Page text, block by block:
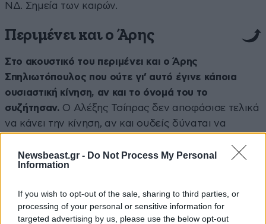
Newsbeast.gr - Do Not Process My Personal
Information
If you wish to opt-out of the sale, sharing to third parties, or
processing of your personal or sensitive information for
targeted advertising by us, please use the below opt-out
ΝΔ. Σημεία των καιρών.
Περιμένει και ο Άρης
Στο ακουστικό του περιμένει και ο Άρης
Σπηλιωτόπουλος που ούτε γι’ αυτό έγινε κάποια
ουσιαστική κίνηση, αν και το όνομά του το
συζήτησαν. Ο Αλέξης Τσίπρας δεν αποφάσισε τελικά
να κάνει την κίνηση, αν και ουδείς δύναται να
ψηφοδέλτιο Επικρατείας, αν και είναι εξαιρετικά
δύσκολο.
Πράσινο φως για Αντώναρο